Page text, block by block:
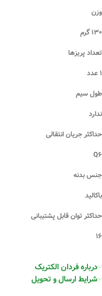
وزن
۱۳۰ گرم
تعداد پریزها
۱ عدد
طول سیم
ندارد
حداکثر جریان انتقالی
Q۶
جنس بدنه
باکالید
حداکثر توان قابل پشتیبانی
۱۶
درباره فردان الکتریک
شرایط ارسال و تحویل